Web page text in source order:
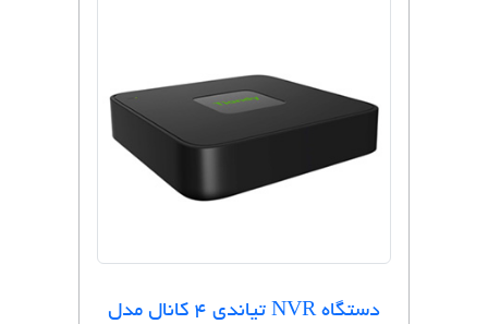
دستگاه NVR تیاندی 4 کانال مدل